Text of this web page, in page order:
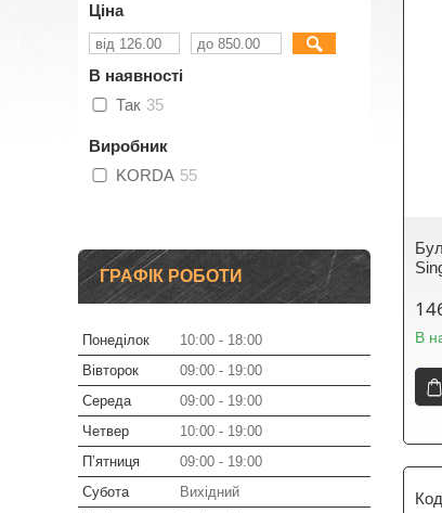
В
Ціна
В наявності
Так 35
Виробник
KORDA 55
ГРАФІК РОБОТИ
Понеділок 10:00
18:00
Вівторок
09:00
19:00
Середа
09:00
19:00
Четвер
10:00
19:00
Пʼятниця
09:00
19:00
Субота
Вихідний